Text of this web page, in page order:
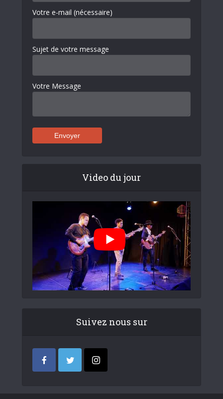
Votre e-mail (nécessaire)
Sujet de votre message
Votre Message
Video du jour
Suivez nous sur